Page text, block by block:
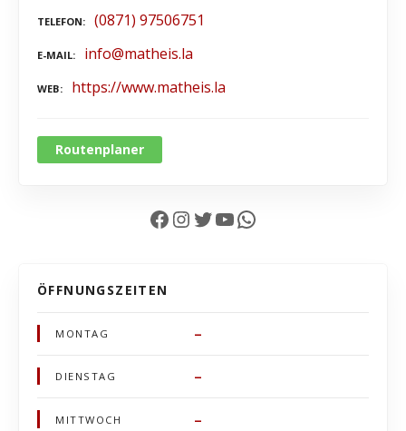
TELEFON (0871) 97506751
E-MAIL info@matheis.la
WEB https://www.matheis.la
Routenplaner
Facebook InstagramTwitter YouTube WhatsApp
ÖFFNUNGSZEITEN
MONTAG –
DIENSTAG –
MITTWOCH –